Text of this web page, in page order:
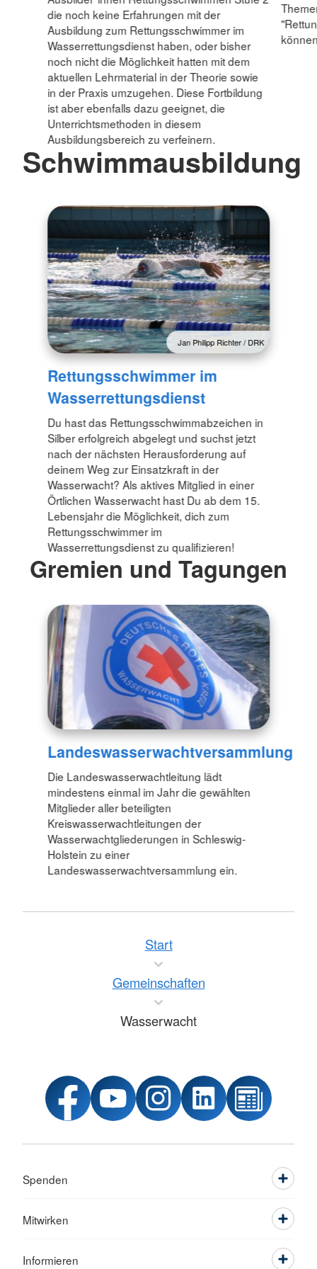
die noch keine Erfahrungen mit der
Ausbildung zum Rettungsschwimmer im
Wasserrettungsdienst haben, oder bisher
noch nicht die Möglichkeit hatten mit dem
aktuellen Lehrmaterial in der Theorie sowie
in der Praxis umzugehen. Diese Fortbildung
ist aber ebenfalls dazu geeignet, die
Unterrichtsmethoden in diesem
Ausbildungsbereich zu verfeinern.
Schwimmausbildung
Jan Philipp Richter / DRK
Rettungsschwimmer im
Wasserrettungsdienst
Du hast das Rettungsschwimmabzeichen in
Silber erfolgreich abgelegt und suchst jetzt
nach der nächsten Herausforderung auf
deinem Weg zur Einsatzkraft in der
Wasserwacht? Als aktives Mitglied in einer
Örtlichen Wasserwacht hast Du ab dem 15.
Lebensjahr die Möglichkeit, dich zum
Rettungsschwimmer im
Wasserrettungsdienst zu qualifizieren!
Gremien und Tagungen
Landeswasserwachtversammlung
Die Landeswasserwachtleitung lädt
mindestens einmal im Jahr die gewählten
Mitglieder aller beteiligten
Kreiswasserwachtleitungen der
Wasserwachtgliederungen in Schleswig-
Holstein zu einer
Landeswasserwachtversammlung ein.
Start
Gemeinschaften
Wasserwacht
Spenden
Mitwirken
Informieren